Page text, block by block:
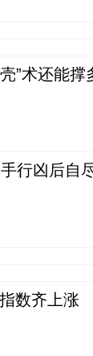
”术还能
行凶后自
数齐上涨